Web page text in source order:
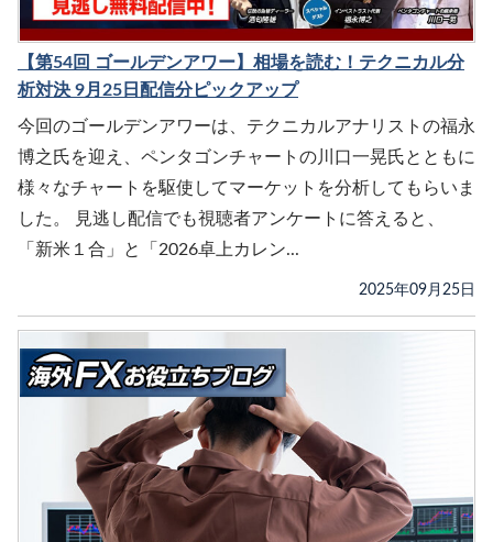
【第54回 ゴールデンアワー】相場を読む！テクニカル分
析対決 9月25日配信分ピックアップ
今回のゴールデンアワーは、テクニカルアナリストの福永
博之氏を迎え、ペンタゴンチャートの川口一晃氏とともに
様々なチャートを駆使してマーケットを分析してもらいま
した。 見逃し配信でも視聴者アンケートに答えると、
「新米１合」と「2026卓上カレン...
2025年09月25日